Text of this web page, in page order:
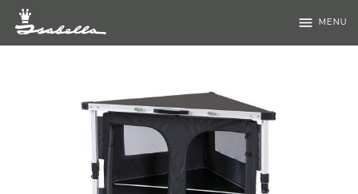
menu MENU